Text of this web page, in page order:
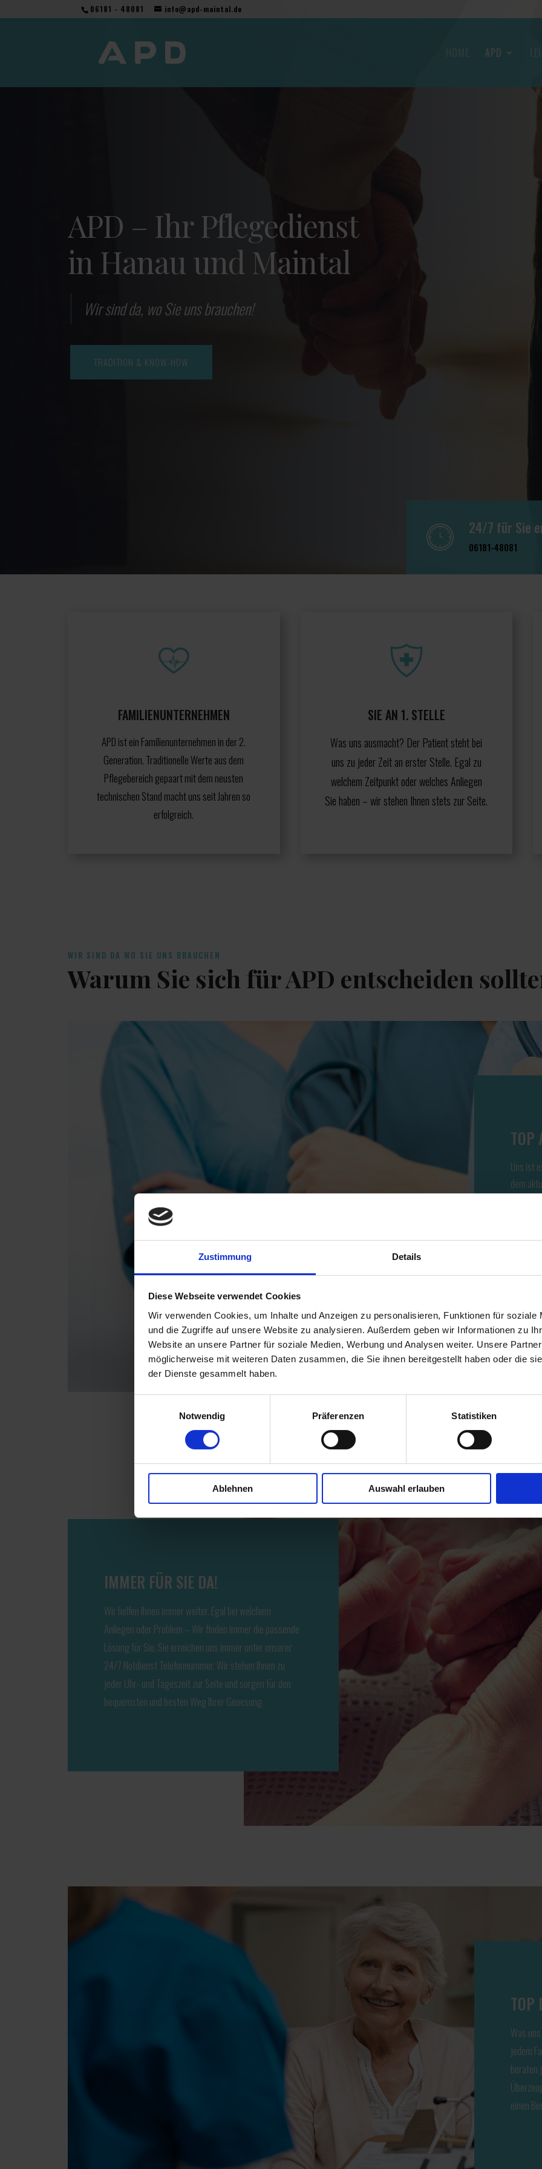
Zustimmung Details
Diese Webseite verwendet Cookies
Wir verwenden Cookies, um Inhalte und Anzeigen zu personalisieren, Funktionen für soziale
und die Zugriffe auf unsere Website zu analysieren. Außerdem geben wir Informationen zu
Website an unsere Partner für soziale Medien, Werbung und Analysen weiter. Unsere
möglicherweise mit weiteren Daten zusammen, die Sie ihnen bereitgestellt haben oder die
der Dienste gesammelt haben.
Notwendig
Präferenzen Statistiken
Ablehnen Auswahl erlauben
06181 - 48081 info@apd-maintal.de
APD
APD – Ihr Pflegedienst
in Hanau und Maintal
Wir sind da, wo Sie uns brauchen!
TRADITION & KNOW-HOW
24/7 für Sie
06181-48081
FAMILIENUNTERNEHMEN
APD ist ein Familienunternehmen in der 2.
Generation. Traditionelle Werte aus dem
Pflegebereich gepaart mit dem neusten
technischen Stand macht uns seit Jahren so
erfolgreich.
SIE AN 1. STELLE
Was uns ausmacht? Der Patient steht bei
uns zu jeder Zeit an erster Stelle. Egal zu
welchem Zeitpunkt oder welches Anliegen
Sie haben – wir stehen Ihnen stets zur Seite.
WIR SIND DA WO SIE UNS BRAUCHEN
Warum Sie sich für APD entscheiden
TOP
Uns ist
dem
IMMER FÜR SIE DA!
Wir helfen Ihnen immer weiter. Egal bei welchem
Anliegen oder Problem – Wir finden immer die passende
Lösung für Sie. Sie erreichen uns immer unter unserer
24/7 Notdienst Telefonnummer. Wir stehen Ihnen zu
jeder Uhr- und Tageszeit zur Seite und sorgen für den
bequemsten und besten Weg Ihrer Genesung.
TOP
Was
jedem
beraten
einen